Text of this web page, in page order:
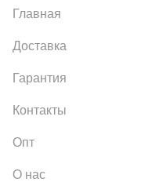
Главная
Доставка
Гарантия
Контакты
Опт
О нас